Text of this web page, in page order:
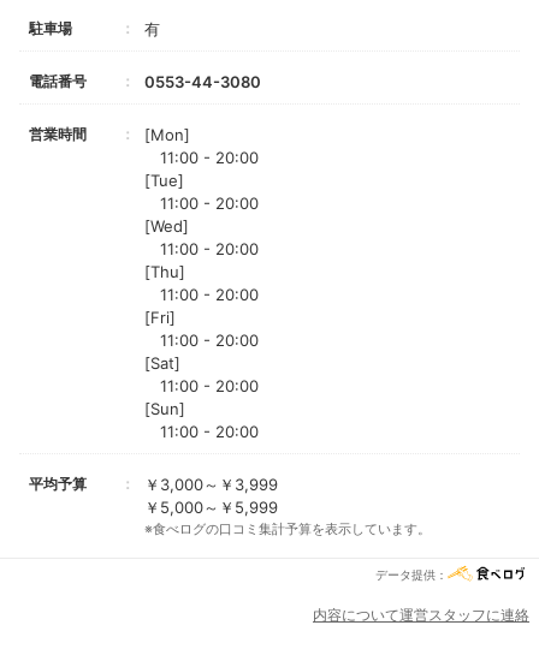
駐車場 有
電話番号 0553-44-3080
営業時間
[Mon]
11:00 - 20:00
[Tue]
11:00 - 20:00
[Wed]
11:00 - 20:00
[Thu]
11:00 - 20:00
[Fri]
11:00 - 20:00
[Sat]
11:00 - 20:00
[Sun]
11:00 - 20:00
平均予算
￥3,000～￥3,999
￥5,000～￥5,999
※食べログの口コミ集計予算を表示しています。
データ提供：
内容について運営スタッフに連絡